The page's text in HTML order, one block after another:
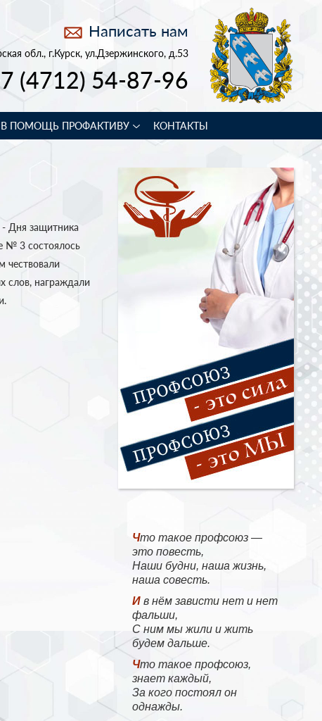
Написать нам
обл., г.Курск, ул.Дзержинского, д.53
(4712) 54-87-96
В ПОМОЩЬ ПРОФАКТИВУ КОНТАКТЫ
Что такое профсоюз —
это повесть,
Наши будни, наша жизнь,
наша совесть.
И в нём зависти нет и нет
фальши,
С ним мы жили и жить
будем дальше.
Что такое профсоюз,
знает каждый,
За кого постоял он
однажды.
Дня защитника
№ 3 состоялось
чествовали
слов, награждали